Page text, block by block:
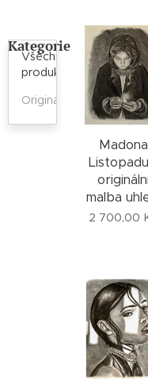
Kategorie
Všechny
produkty
Originály
Madona
malba
2 700,00